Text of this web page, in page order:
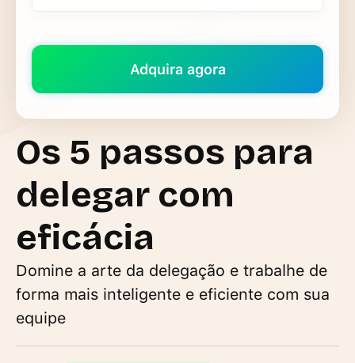
Os 5 passos para
delegar com
eficácia
Domine a arte da delegação e trabalhe de
forma mais inteligente e eficiente com sua
equipe